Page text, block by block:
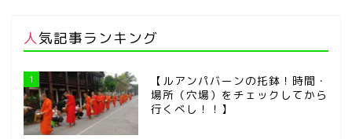
人気記事ランキング
1
【ルアンパバーンの托鉢！時間・
場所（穴場）をチェックしてから
行くべし！！】